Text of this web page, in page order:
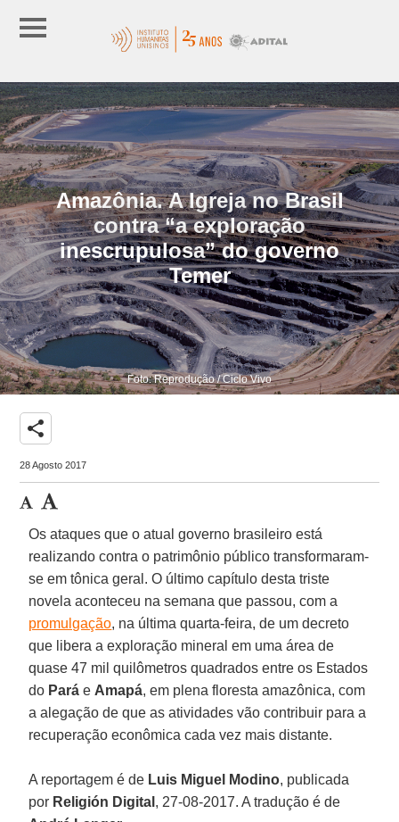
Amazônia. A Igreja no Brasil
contra “a exploração
inescrupulosa” do governo
Temer
Foto: Reprodução / Ciclo Vivo
share
28 Agosto 2017
Os ataques que o atual governo brasileiro está
realizando contra o patrimônio público transformaram-
se em tônica geral. O último capítulo desta triste
novela aconteceu na semana que passou, com a
promulgação, na última quarta-feira, de um decreto
que libera a exploração mineral em uma área de
quase 47 mil quilômetros quadrados entre os Estados
do Pará e Amapá, em plena floresta amazônica, com
a alegação de que as atividades vão contribuir para a
recuperação econômica cada vez mais distante.
A reportagem é de Luis Miguel Modino, publicada
por Religión Digital , 27-08-2017. A tradução é de